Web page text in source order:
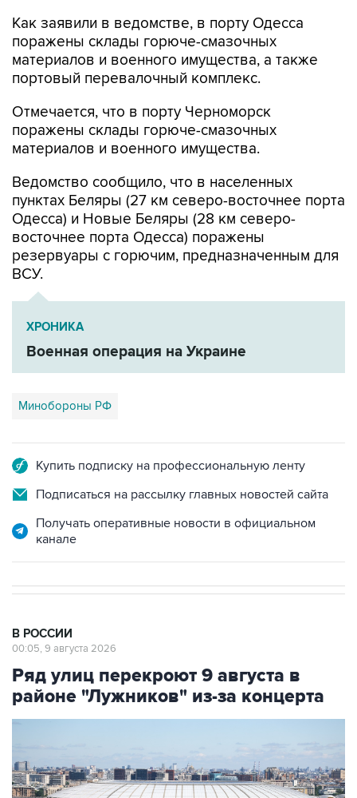
Как заявили в ведомстве, в порту Одесса
поражены склады горюче-смазочных
материалов и военного имущества, а также
портовый перевалочный комплекс.
Отмечается, что в порту Черноморск
поражены склады горюче-смазочных
материалов и военного имущества.
Ведомство сообщило, что в населенных
пунктах Беляры (27 км северо-восточнее порта
Одесса) и Новые Беляры (28 км северо-
восточнее порта Одесса) поражены
резервуары с горючим, предназначенным для
ВСУ.
ХРОНИКА
Военная операция на Украине
Минобороны РФ
Купить подписку на профессиональную ленту
Подписаться на рассылку главных новостей сайта
Получать оперативные новости в официальном
канале
В РОССИИ
00:05, 9 августа 2026
Ряд улиц перекроют 9 августа в
районе "Лужников" из-за концерта